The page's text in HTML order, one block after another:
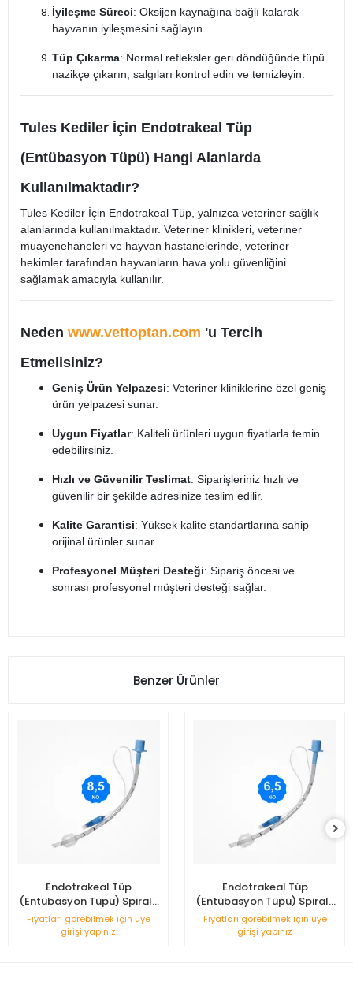
İyileşme Süreci: Oksijen kaynağına bağlı kalarak
hayvanın iyileşmesini sağlayın.
Tüp Çıkarma: Normal refleksler geri döndüğünde tüpü
nazikçe çıkarın, salgıları kontrol edin ve temizleyin.
Tules Kediler İçin Endotrakeal Tüp
(Entübasyon Tüpü) Hangi Alanlarda
Kullanılmaktadır?
Tules Kediler İçin Endotrakeal Tüp, yalnızca veteriner sağlık
alanlarında kullanılmaktadır. Veteriner klinikleri, veteriner
muayenehaneleri ve hayvan hastanelerinde, veteriner
hekimler tarafından hayvanların hava yolu güvenliğini
sağlamak amacıyla kullanılır.
Neden www.vettoptan.com 'u Tercih
Etmelisiniz?
Geniş Ürün Yelpazesi: Veteriner kliniklerine özel geniş
ürün yelpazesi sunar.
Uygun Fiyatlar: Kaliteli ürünleri uygun fiyatlarla temin
edebilirsiniz.
Hızlı ve Güvenilir Teslimat: Siparişleriniz hızlı ve
güvenilir bir şekilde adresinize teslim edilir.
Kalite Garantisi: Yüksek kalite standartlarına sahip
orijinal ürünler sunar.
Profesyonel Müşteri Desteği: Sipariş öncesi ve
sonrası profesyonel müşteri desteği sağlar.
Benzer Ürünler
Endotrakeal Tüp
(Entübasyon Tüpü) Spiralli
Balonlu No: 8,5
Fiyatları görebilmek için üye
girişi yapınız
Endotrakeal Tüp
(Entübasyon Tüpü) Spiralli
Balonlu No: 6,5
Fiyatları görebilmek için üye
girişi yapınız